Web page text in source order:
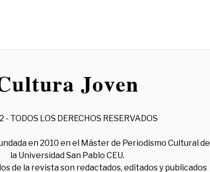
- TODOS LOS DERECHOS RESERVADOS
en 2010 en el Máster de Periodismo Cultural de
la Universidad San Pablo CEU.
de la revista son redactados, editados y publicados